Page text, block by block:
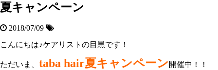
夏キャンペーン
2018/07/09
こんにちは♪ケアリストの目黒です！
ただいま、 taba hair夏キャンペーン 開催中！！